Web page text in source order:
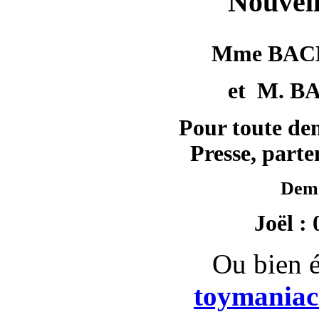
Mme
et M.
Pour toute
Presse,
Joël :
Ou bien